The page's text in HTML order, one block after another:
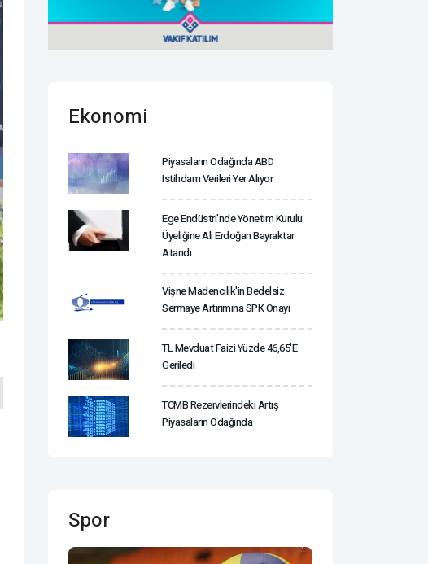
Ekonomi
Piyasaların Odağında ABD
Istihdam Verileri Yer Alıyor
Ege Endüstri'nde Yönetim Kurulu
Üyeliğine Ali Erdoğan Bayraktar
Atandı
Vişne Madencilik'in Bedelsiz
Sermaye Artırımına SPK Onayı
TL Mevduat Faizi Yüzde 46,65'e
Geriledi
TCMB Rezervlerindeki Artış
Piyasaların Odağında
Spor